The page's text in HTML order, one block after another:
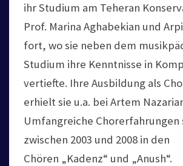
ihr Studium am Teheran
Prof. Marina Aghabekian und
fort, wo sie neben dem
Studium ihre Kenntnisse in
vertiefte. Ihre Ausbildung als
erhielt sie u.a. bei Artem
Umfangreiche Chorerfahrungen
zwischen 2003 und 2008 in den
Chören „Kadenz“ und „Anush“.